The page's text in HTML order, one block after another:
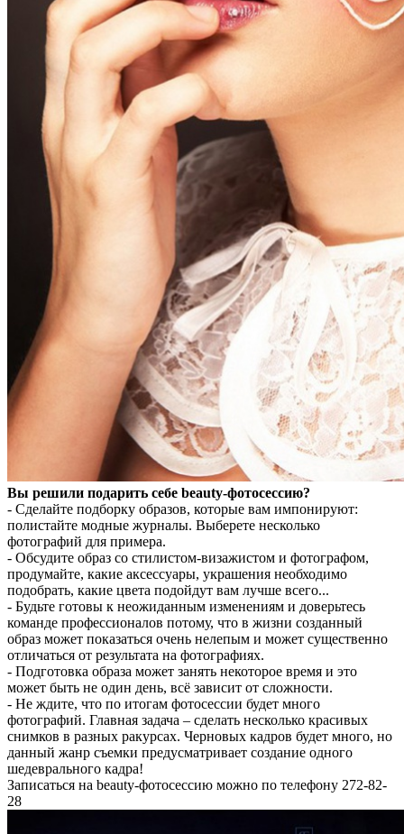
Вы решили подарить себе beauty-фотосессию?
- Сделайте подборку образов, которые вам импонируют:
полистайте модные журналы. Выберете несколько
фотографий для примера.
- Обсудите образ со стилистом-визажистом и фотографом,
продумайте, какие аксессуары, украшения необходимо
подобрать, какие цвета подойдут вам лучше всего...
- Будьте готовы к неожиданным изменениям и доверьтесь
команде профессионалов потому, что в жизни созданный
образ может показаться очень нелепым и может существенно
отличаться от результата на фотографиях.
- Подготовка образа может занять некоторое время и это
может быть не один день, всё зависит от сложности.
- Не ждите, что по итогам фотосессии будет много
фотографий. Главная задача – сделать несколько красивых
снимков в разных ракурсах. Черновых кадров будет много, но
данный жанр съемки предусматривает создание одного
шедеврального кадра!
Записаться на beauty-фотосессию можно по телефону 272-82-
28